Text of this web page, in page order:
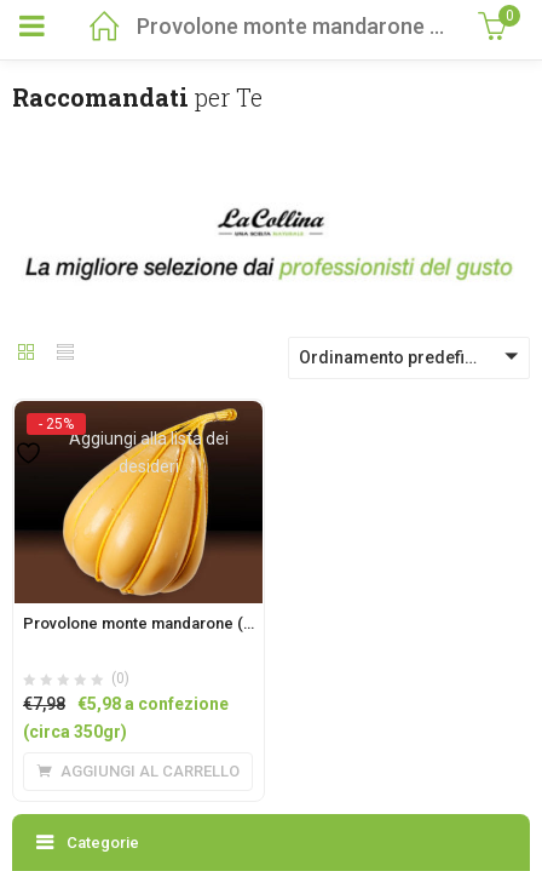
Provolone monte mandarone (circa 0,35 kg) 0
Raccomandati per Te
Ordinamento predefinito
- 25%
Aggiungi alla lista dei
desideri
Provolone monte mandarone (circa 0,35 kg)
(0)
€7,98
Il
prezzo
€7,98.
€5,98Il
prezzo
€5,98.
a confezione
(circa 350gr)
AGGIUNGI AL CARRELLO
Categorie